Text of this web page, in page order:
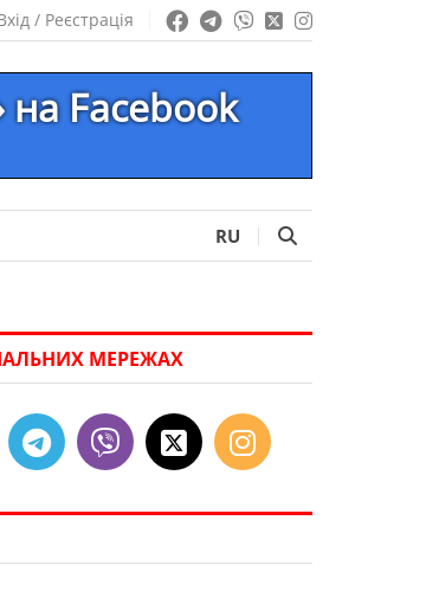
/ Реєстрація
Facebook
RU
МЕРЕЖАХ